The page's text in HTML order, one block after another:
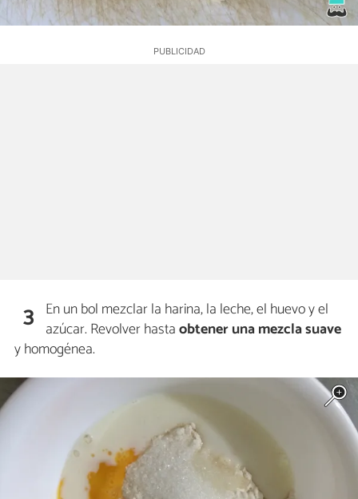
3 En un bol mezclar la harina, la leche, el huevo y el
azúcar. Revolver hastaobtener una mezcla suave
y homogénea.